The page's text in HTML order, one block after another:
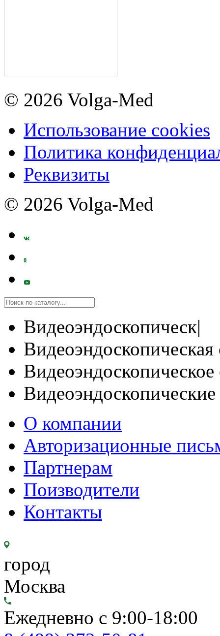
© 2026 Volga-Med
Использование cookies
Политика
Реквизиты
© 2026 Volga-Med
Видеоэндоскопическ|
Видеоэндоскопическая
О компании
Авторизационные
Партнерам
Поизводители
Контакты
город
Москва
Ежедневно с 9:00-18:00